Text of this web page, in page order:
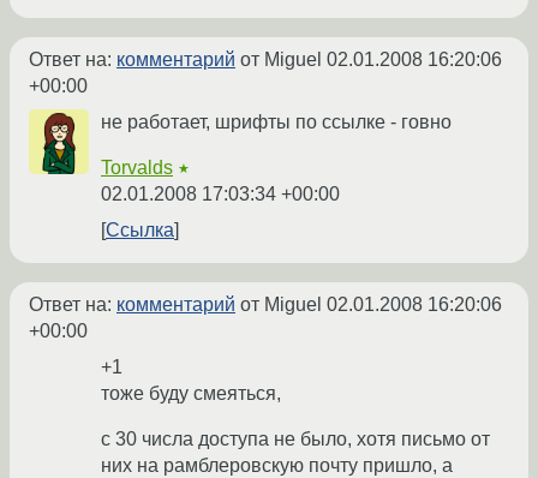
Ответ на: комментарий от Miguel 02.01.2008 16:20:06
+00:00
не работает, шрифты по ссылке - говно
Torvalds ★
02.01.2008 17:03:34 +00:00
Ссылка
Ответ на: комментарий от Miguel 02.01.2008 16:20:06
+00:00
+1
тоже буду смеяться,
с 30 числа доступа не было, хотя письмо от
них на рамблеровскую почту пришло, а